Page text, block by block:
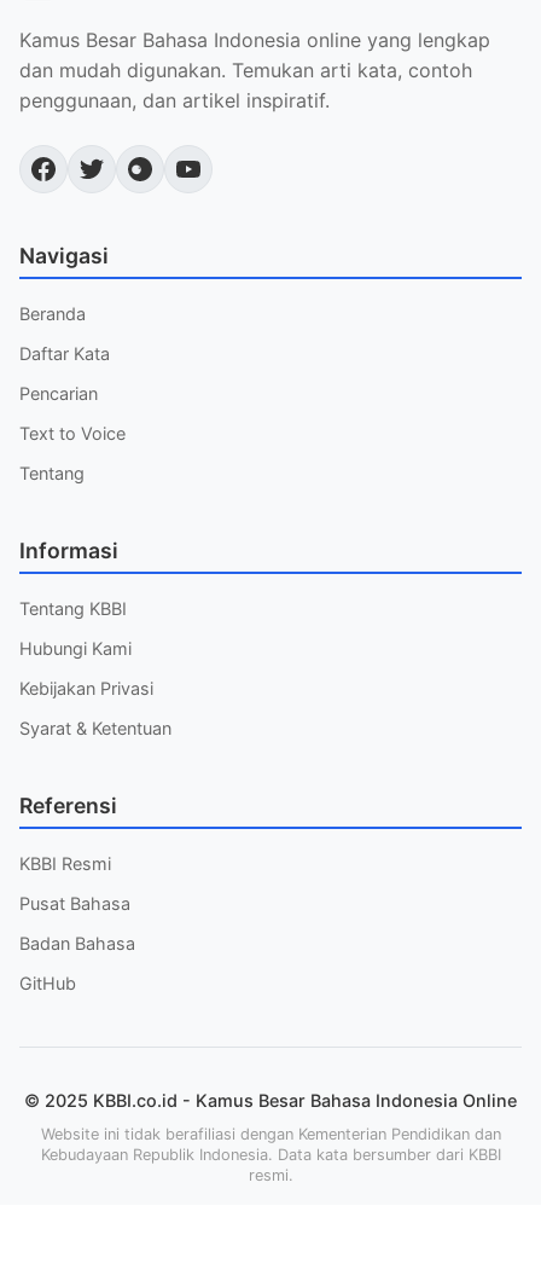
Kamus Besar Bahasa Indonesia online yang lengkap
dan mudah digunakan. Temukan arti kata, contoh
penggunaan, dan artikel inspiratif.
Navigasi
Beranda
Daftar Kata
Pencarian
Text to Voice
Tentang
Informasi
Tentang KBBI
Hubungi Kami
Kebijakan Privasi
Syarat & Ketentuan
Referensi
KBBI Resmi
Pusat Bahasa
Badan Bahasa
GitHub
© 2025 KBBI.co.id - Kamus Besar Bahasa Indonesia Online
Website ini tidak berafiliasi dengan Kementerian Pendidikan dan
Kebudayaan Republik Indonesia. Data kata bersumber dari KBBI
resmi.